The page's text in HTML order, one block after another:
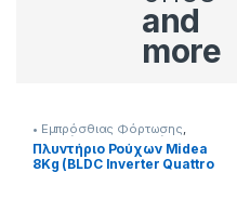
and
more
• Εμπρόσθιας Φόρτωσης,
Πλυντήρια & Στεγνωτήρια
Πλυντήριο Ρούχων Midea
8Kg (BLDC Inverter Quattro